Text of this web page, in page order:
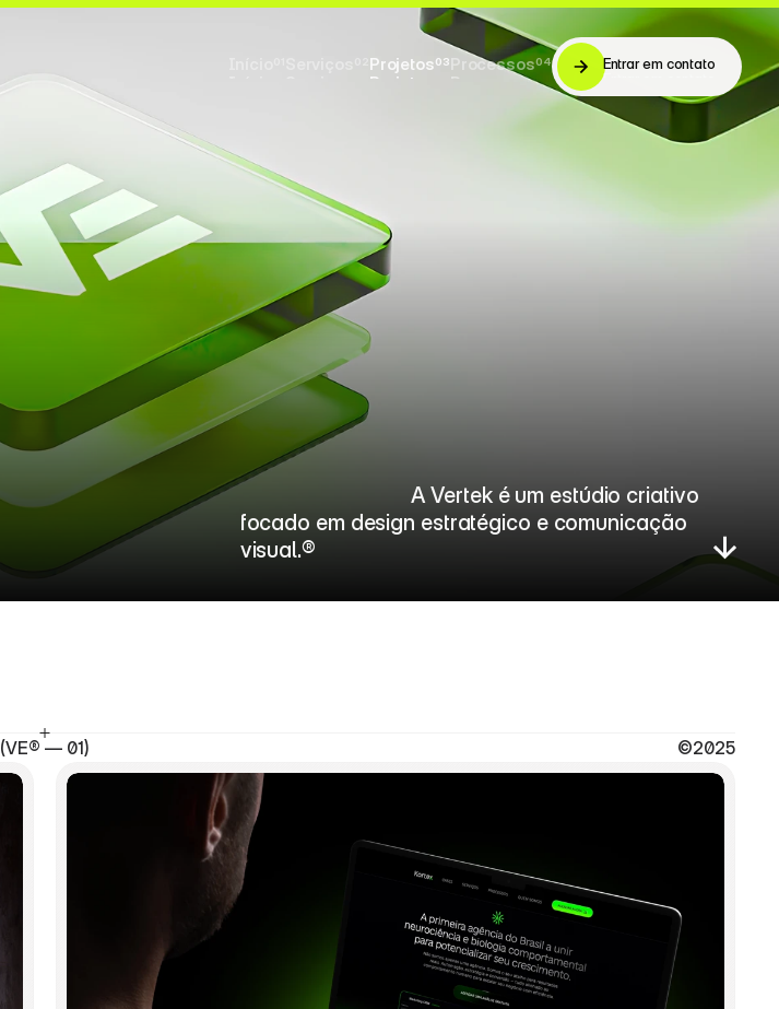
Projetos
Projetos
03
Processos
Processos
04
Entrar em contato
Entrar em contato
                                A Vertek é um estúdio criativo
focado em design estratégico e comunicação
visual.®
(VE® — 01) ©2025